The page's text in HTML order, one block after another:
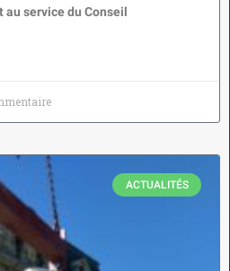
au service du Conseil
ACTUALITÉS